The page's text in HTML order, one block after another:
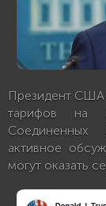
Президент США
тарифов на
Соединенных
активное
могут оказать